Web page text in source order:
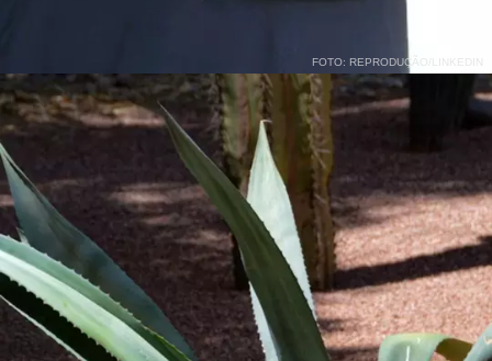
FOTO: REPRODUÇÃO/LINKEDIN